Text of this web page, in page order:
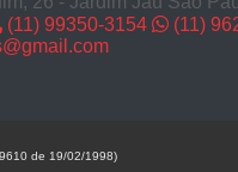
(11) 99350-3154
(11)
de 19/02/1998)